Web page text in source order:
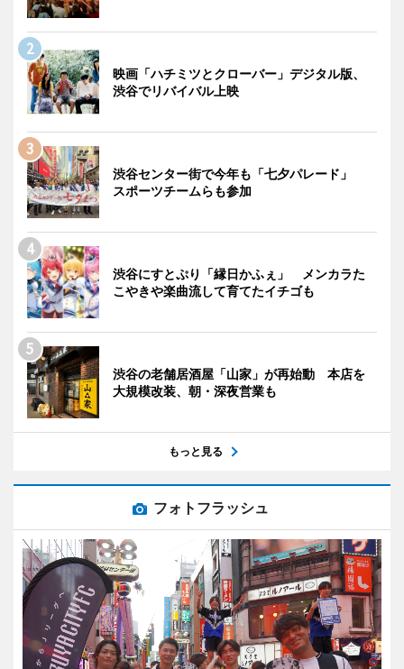
映画「ハチミツとクローバー」デジタル版、
渋谷でリバイバル上映
渋谷センター街で今年も「七夕パレード」
スポーツチームらも参加
渋谷にすとぷり「縁日かふぇ」 メンカラた
こやきや楽曲流して育てたイチゴも
渋谷の老舗居酒屋「山家」が再始動 本店を
大規模改装、朝・深夜営業も
もっと見る
フォトフラッシュ